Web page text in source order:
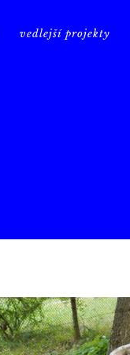
vedlejší projekty